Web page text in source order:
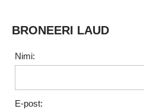
BRONEERI LAUD
Nimi:
E-post: